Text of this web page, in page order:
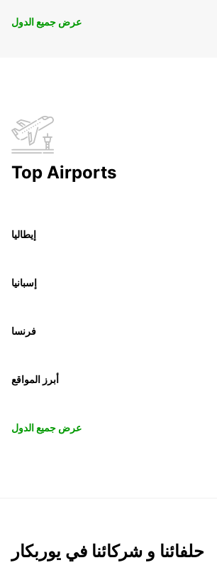
عرض جميع الدول
Top Airports
إيطاليا
إسبانيا
فرنسا
أبرز المواقع
عرض جميع الدول
حلفائنا و شركائنا في يوربكار